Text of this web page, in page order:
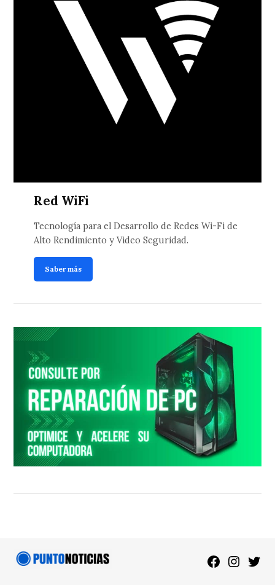
Red WiFi
Tecnología para el Desarrollo de Redes Wi-Fi de
Alto Rendimiento y Video Seguridad.
Saber más
Facebook